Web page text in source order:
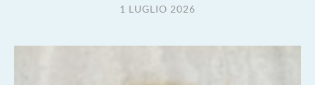
1 LUGLIO 2026